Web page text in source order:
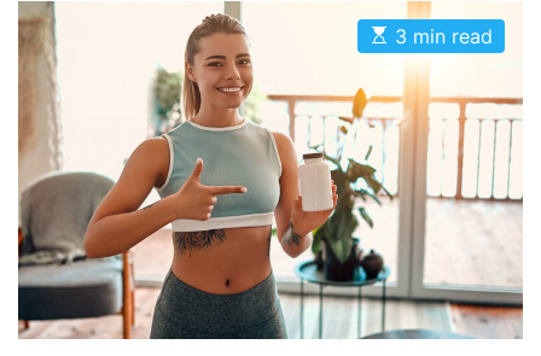
D
E
s
i
m
a
t
e
d
r
e
a
d
t
i
m
e
3 min read